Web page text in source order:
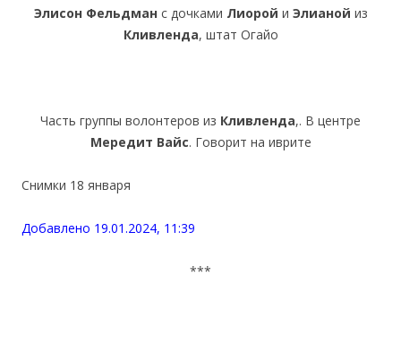
Элисон Фельдманс дочками Лиорой и Элианой из
Кливленда, штат Огайо
Часть группы волонтеров из Кливленда,. В центре
Мередит Вайс. Говорит на иврите
Снимки 18 января
Добавлено 19.01.2024, 11:39
***